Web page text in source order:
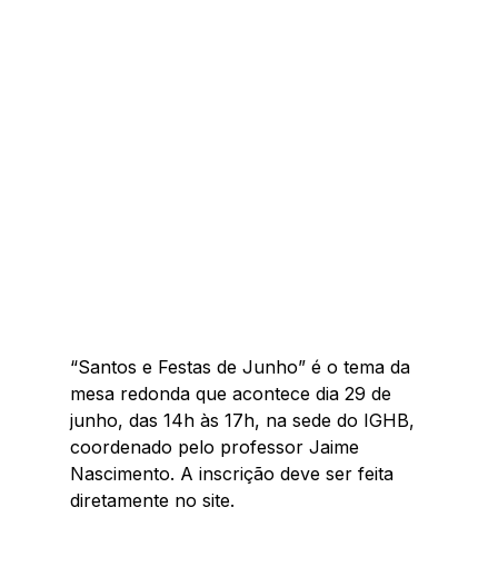
“Santos e Festas de Junho” é o tema da
mesa redonda que acontece dia 29 de
junho, das 14h às 17h, na sede do IGHB,
coordenado pelo professor Jaime
Nascimento. A inscrição deve ser feita
diretamente no site.